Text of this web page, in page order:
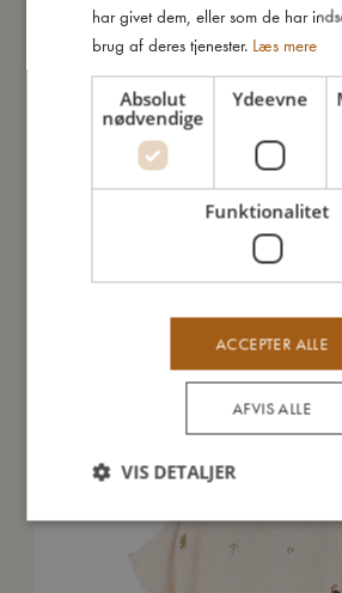
Jeg er lavet af
Sådan plejer du mig
Du vil måske også
har givet dem, eller som de har
brug af deres tjenester. Læs mere
Absolut
nødvendige
Ydeevne
Funktionalitet
ACCEPTER ALLE
AFVIS ALLE
VIS DETALJER